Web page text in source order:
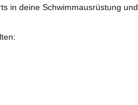
in deine Schwimmausrüstung und